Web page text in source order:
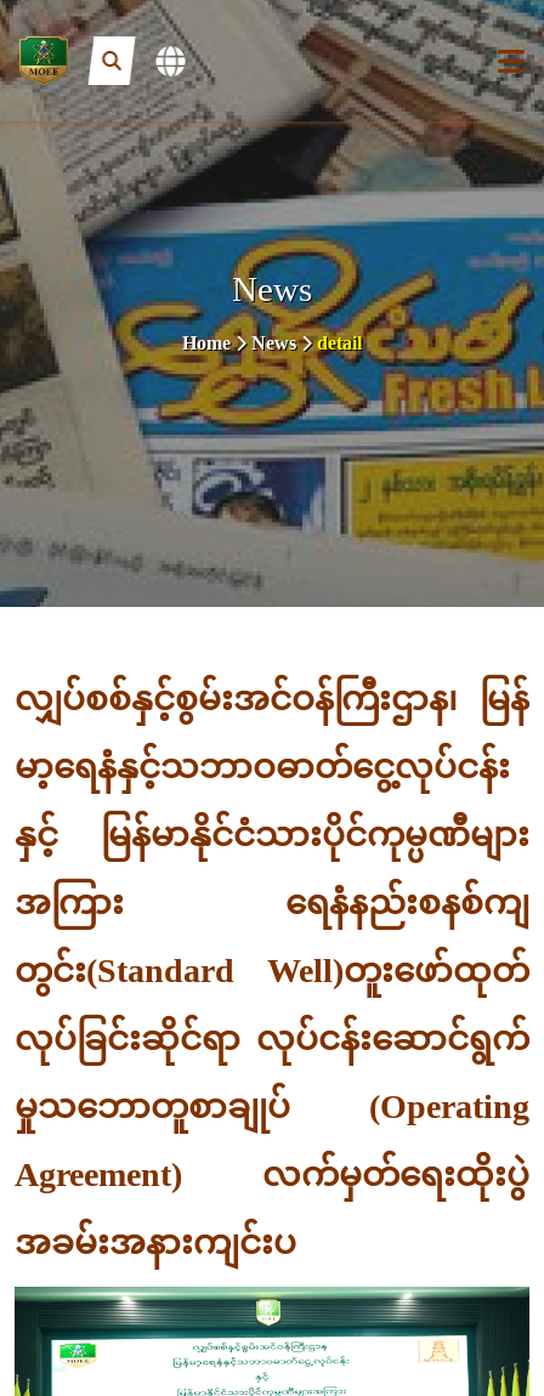
News
Home News detail
လျှပ်စစ်နှင့်စွမ်းအင်ဝန်ကြီးဌာန၊ မြန်
မာ့ရေနံနှင့်သဘာဝဓာတ်ငွေ့လုပ်ငန်း
နှင့် မြန်မာနိုင်ငံသားပိုင်ကုမ္ပဏီများ
အကြား ရေနံနည်းစနစ်ကျ
တွင်း(Standard Well)တူးဖော်ထုတ်
လုပ်ခြင်းဆိုင်ရာ လုပ်ငန်းဆောင်ရွက်
မှုသဘောတူစာချုပ် (Operating
Agreement) လက်မှတ်ရေးထိုးပွဲ
အခမ်းအနားကျင်းပ